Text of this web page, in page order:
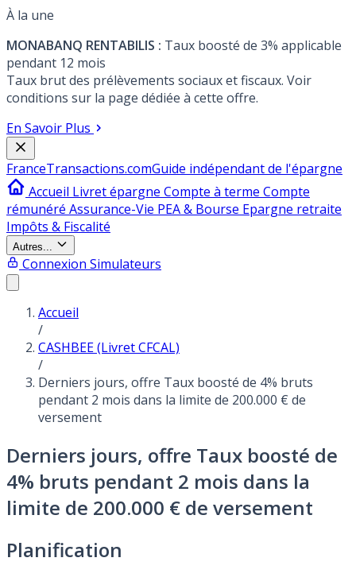
À la une
MONABANQ RENTABILIS : Taux boosté de 3% applicable
pendant 12 mois
Taux brut des prélèvements sociaux et fiscaux. Voir
conditions sur la page dédiée à cette offre.
En Savoir Plus
FranceTransactions.comGuide indépendant de l'épargne
Accueil Livret épargne Compte à terme Compte
rémunéré Assurance-Vie PEA & Bourse Epargne retraite
Impôts & Fiscalité
Autres...
Connexion Simulateurs
Accueil
/
CASHBEE (Livret CFCAL)
/
Derniers jours, offre Taux boosté de 4% bruts
pendant 2 mois dans la limite de 200.000 € de
versement
Derniers jours, offre Taux boosté de
4% bruts pendant 2 mois dans la
limite de 200.000 € de versement
Planification